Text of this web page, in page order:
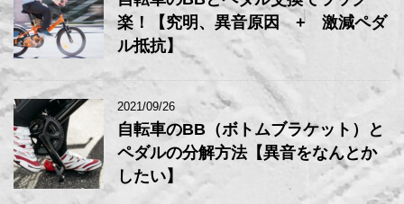
楽！【究明、異音原因 + 激減ペダ
ル抵抗】
2021/09/26
自転車のBB（ボトムブラケット）と
ペダルの分解方法【異音をなんとか
したい】